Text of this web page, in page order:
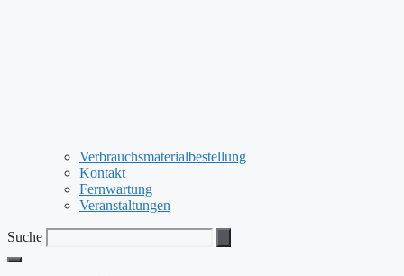
Verbrauchsmaterialbestellung
Kontakt
Fernwartung
Veranstaltungen
Suche